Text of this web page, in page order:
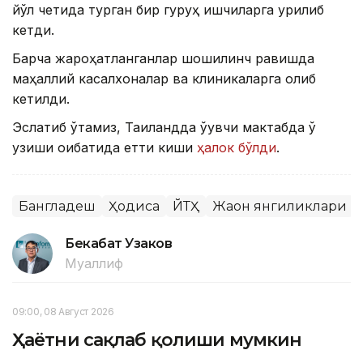
йўл четида турган бир гуруҳ ишчиларга урилиб
кетди.
Барча жароҳатланганлар шошилинч равишда
маҳаллий касалхоналар ва клиникаларга олиб
кетилди.
Эслатиб ўтамиз, Таиландда ўқувчи мактабда ўқ
узиши оқибатида етти киши ҳалок бўлди.
Бангладеш Ҳодиса ЙТҲ Жаҳон янгиликлари
Бекабат Узаков
Муаллиф
09:00, 08 Август 2026
Ҳаётни сақлаб қолиши мумкин